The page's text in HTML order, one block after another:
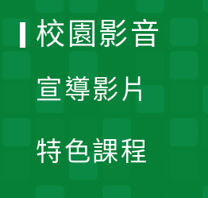
校園影音
宣導影片
特色課程